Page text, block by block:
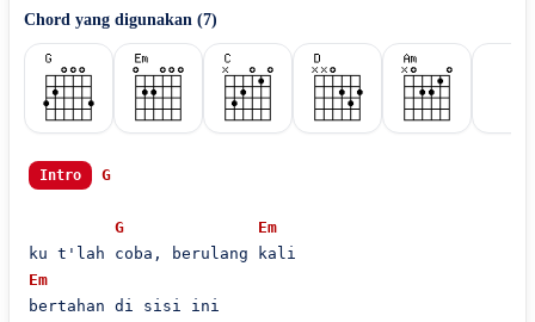
Chord yang digunakan (7)
Intro G
G
Em
Em